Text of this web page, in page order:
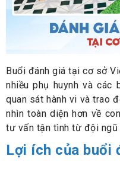
Buổi đánh giá tại cơ sở
nhiều phụ huynh và các
quan sát hành vi và trao
nhìn toàn diện hơn về
tư vấn tận tình từ đội ngũ
Lợi ích của buổi